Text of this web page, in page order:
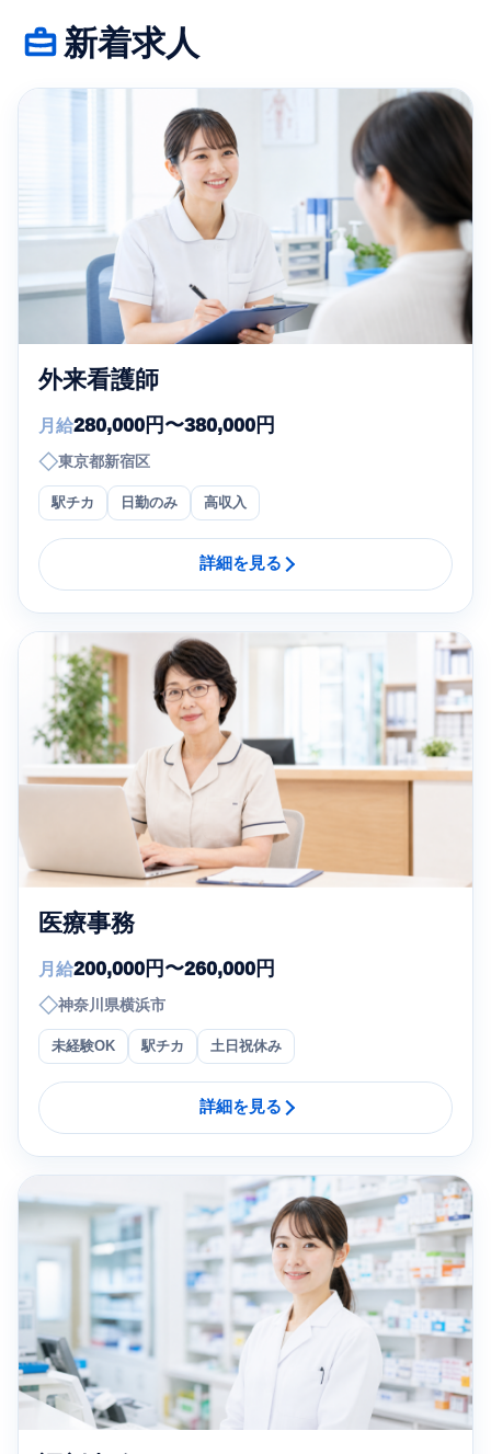
新着求人
外来看護師
月給280,000円〜380,000円
◇東京都新宿区
駅チカ 日勤のみ 高収入
詳細を見る
医療事務
月給200,000円〜260,000円
◇神奈川県横浜市
未経験OK 駅チカ 土日祝休み
詳細を見る